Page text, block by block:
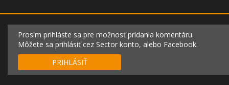
Prosím prihláste sa pre možnosť pridania komentáru.
Môžete sa prihlásiť cez Sector konto, alebo Facebook.
PRIHLÁSIŤ